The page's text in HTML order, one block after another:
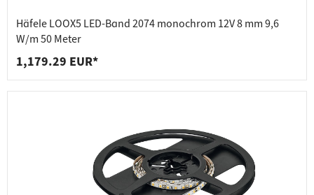
Häfele LOOX5 LED-Band 2074 monochrom 12V 8 mm 9,6
W/m 50 Meter
1,179.29 EUR*